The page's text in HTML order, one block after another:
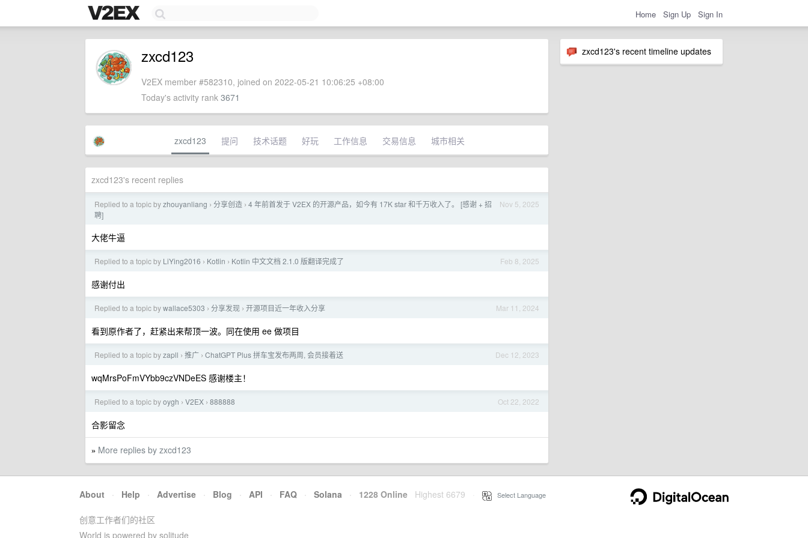
Home Sign Up Sign In
zxcd123's recent timeline updates
zxcd123
V2EX member #582310, joined on 2022-05-21 10:06:25 +08:00
Today's activity rank 3671
zxcd123 提问 技术话题 好玩 工作信息 交易信息 城市相关
zxcd123's recent replies
Nov 5, 2025
Replied to a topic byzhouyanliang › 分享创造 › 4 年前首发于 V2EX 的开源产品，如今有 17K star 和千万收入了。 [感谢 + 招
聘]
大佬牛逼
Feb 8, 2025
Replied to a topic by LiYing2016 › Kotlin › Kotlin 中文文档 2.1.0 版翻译完成了
感谢付出
Mar 11, 2024
Replied to a topic bywallace5303 › 分享发现 › 开源项目近一年收入分享
看到原作者了，赶紧出来帮顶一波。同在使用 ee 做项目
Dec 12, 2023
Replied to a topic byzapll › 推广 › ChatGPT Plus 拼车宝发布两周, 会员接着送
wqMrsPoFmVYbb9czVNDeES 感谢楼主！
Oct 22, 2022
Replied to a topic byoygh › V2EX › 888888
合影留念
» More replies by zxcd123
About · Help · Advertise · Blog · API · FAQ · Solana · 1228 Online Highest 6679 Select Language
创意工作者们的社区
World is powered by solitude